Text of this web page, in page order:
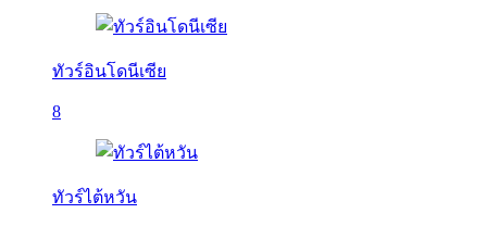
ทัวร์อินโดนีเซีย
8
ทัวร์ไต้หวัน